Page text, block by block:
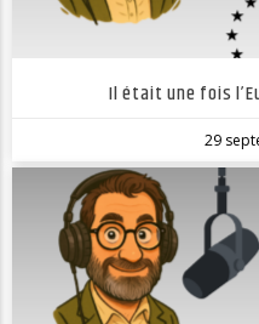
Il était une fois
29